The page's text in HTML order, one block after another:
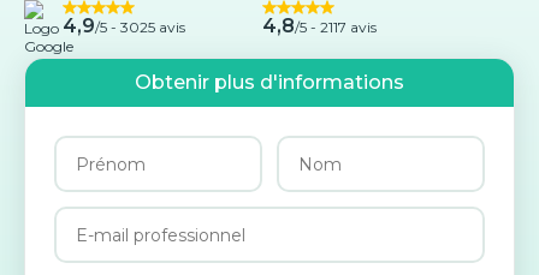
4,9/5 - 3025 avis 4,8/5 - 2117 avis
Obtenir plus d'informations